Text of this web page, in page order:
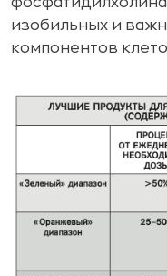
изобильных и
компонентов